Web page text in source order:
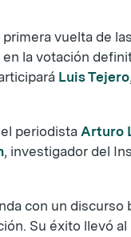
vuelta de
la votación
Luis Tejero
periodista Arturo
, investigador del
con un
Su éxito llevó